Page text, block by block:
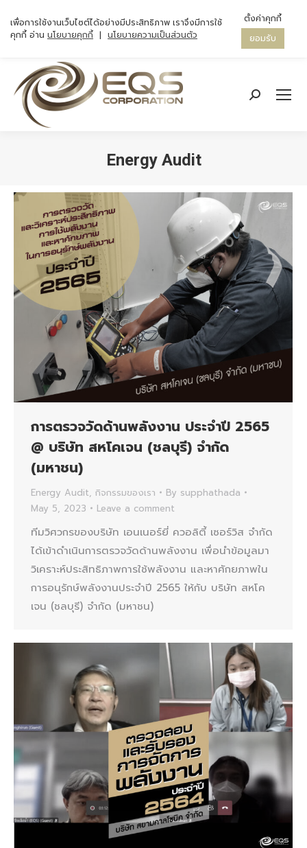
Search:
Energy Audit
การตรวจวัดด้านพลังงาน ประจำปี 2565
@ บริษัท สหโคเจน (ชลบุรี) จำกัด
(มหาชน)
Energy Audit, กิจกรรมของเรา By supphathada
May 5, 2023
Leave a comment
ทีมวิศวกรของบริษัท เอนเนอร์ยี่ ควอลิตี้ เซอร์วิส จำกัด
ได้เข้าดำเนินการตรวจวัดด้านพลังงาน เพื่อนำข้อมูลมา
วิเคราะห์ประสิทธิภาพการใช้พลังงาน และหาศักยภาพใน
การอนุรักษ์พลังงานประจำปี 2565 ให้กับ บริษัท สหโค
เจน (ชลบุรี) จำกัด (มหาชน)
เพื่อการใช้งานเว็บไซต์ได้อย่างมีประสิทธิภาพ เราจึงมีการใช้
คุกกี้ อ่าน นโยบายคุกกี้ | นโยบายความเป็นส่วนตัว
ตั้งค่าคุกกี้
ยอมรับ